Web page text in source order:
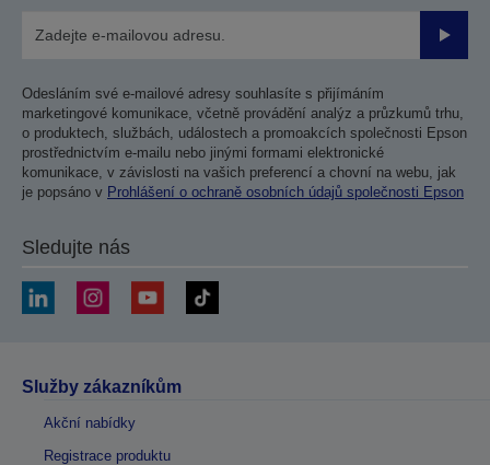
Odesláním své e-mailové adresy souhlasíte s přijímáním
marketingové komunikace, včetně provádění analýz a průzkumů trhu,
o produktech, službách, událostech a promoakcích společnosti Epson
prostřednictvím e-mailu nebo jinými formami elektronické
komunikace, v závislosti na vašich preferencí a chovní na webu, jak
je popsáno v Prohlášení o ochraně osobních údajů společnosti Epson
Sledujte nás
Služby zákazníkům
Akční nabídky
Registrace produktu